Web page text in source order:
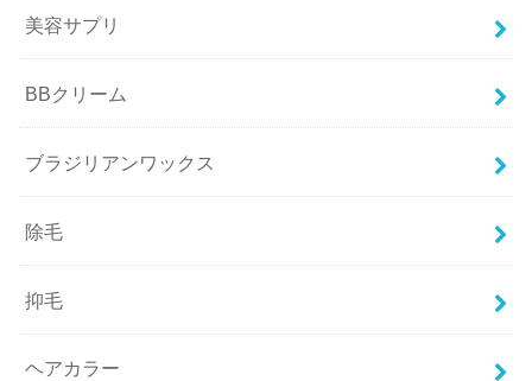
美容サプリ
BBクリーム
ブラジリアンワックス
除毛
抑毛
ヘアカラー